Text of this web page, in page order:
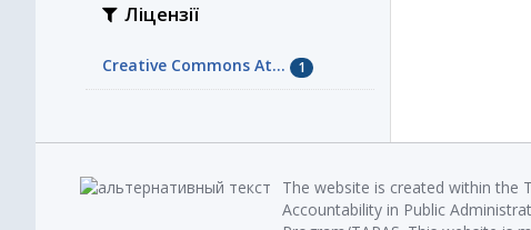
Ліцензії
Creative Commons At... 1
The website is created within the
Accountability in Public